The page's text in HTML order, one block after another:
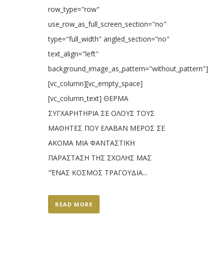
row_type="row"
use_row_as_full_screen_section="no"
type="full_width" angled_section="no"
text_align="left"
background_image_as_pattern="without_pattern"]
[vc_column][vc_empty_space]
[vc_column_text] ΘΕΡΜΑ
ΣΥΓΧΑΡΗΤΗΡΙΑ ΣΕ ΟΛΟΥΣ ΤΟΥΣ
ΜΑΘΗΤΕΣ ΠΟΥ ΕΛΑΒΑΝ ΜΕΡΟΣ ΣΕ
ΑΚΟΜΑ ΜΙΑ ΦΑΝΤΑΣΤΙΚΗ
ΠΑΡΑΣΤΑΣΗ ΤΗΣ ΣΧΟΛΗΣ ΜΑΣ
"ΈΝΑΣ ΚΟΣΜΟΣ ΤΡΑΓΟΥΔΙΑ...
READ MORE